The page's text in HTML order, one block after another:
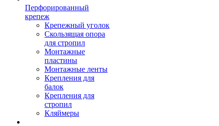
Перфорированный
крепеж
Крепежный уголок
Скользящая опора
для стропил
Монтажные
пластины
Монтажные ленты
Крепления для
балок
Крепления для
стропил
Кляймеры